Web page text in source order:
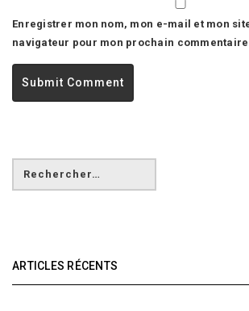
Enregistrer mon nom, mon e-mail et mon
navigateur pour mon prochain
ARTICLES RÉCENTS